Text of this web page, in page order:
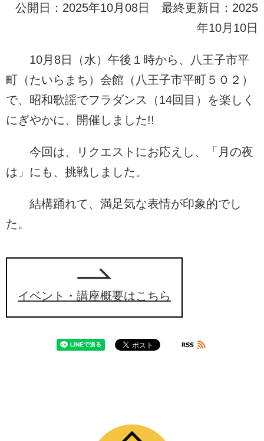
公開日：2025年10月08日 最終更新日：2025
年10月10日
10月8日（水）午後１時から、八王子市平
町（たいらまち）会館（八王子市平町５０２）
で、昭和歌謡でフラダンス（14回目）を楽しく
にぎやかに、開催しました!!
今回は、リクエストにお応えし、「月の夜
は」にも、挑戦しました。
結構踊れて、満足気な表情が印象的でし
た。
イベント・講座概要はこちら